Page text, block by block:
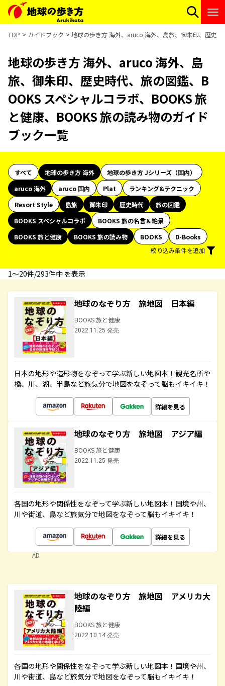
TOP ガイドブック 地球の歩き方 海外、aruco 海外、島旅、御朱印、歴史
地球の歩き方 海外、aruco 海外、島
旅、御朱印、歴史時代、旅の図鑑、B
OOKS スペシャルコラボ、BOOKS 旅
と健康、BOOKS 旅の読み物のガイド
ブック一覧
すべて 地球の歩き方 海外
地球の歩き方 Jシリーズ（国内）
aruco 海外
aruco 国内 Plat
ランキング&テクニック
Resort Style
島旅 御朱印 歴史時代
旅の図鑑
BOOKS スペシャルコラボ
BOOKS 旅の名言＆絶景
BOOKS 旅と健康
BOOKS 旅の読み物 BOOKS
D-Books
絞り込み条件を追加
1〜20件/293件中 を表示
地球のなぞり方 旅地図 日本編
BOOKS 旅と健康
2022.11.25 発売
日本の地形や造形物をなぞって学ぶ新しい地図本！観光名所や
橋、川、湖、半島など旅気分で地図をなぞって脳もイキイキ！
詳細を見る
地球のなぞり方 旅地図 アジア編
BOOKS 旅と健康
2022.11.25 発売
各国の地形や関係性をなぞって学ぶ新しい地図本！国境や州、
川や街道、島など旅気分で地図をなぞって脳もイキイキ！
詳細を見る
AD
地球のなぞり方 旅地図 アメリカ大
陸編
BOOKS 旅と健康
2022.10.14 発売
各国の地形や関係性をなぞって学ぶ新しい地図本！国境や州、
川や街道、島など旅気分で地図をなぞって脳もイキイキ！